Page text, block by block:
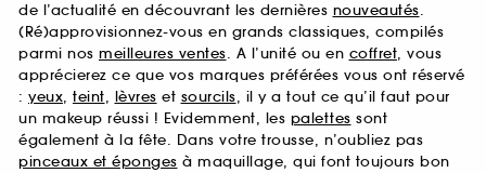
de l’actualité en découvrant les dernières nouveautés.
(Ré)approvisionnez-vous en grands classiques, compilés
parmi nos meilleures ventes. A l’unité ou en coffret, vous
apprécierez ce que vos marques préférées vous ont réservé
: yeux, teint, lèvres et sourcils, il y a tout ce qu’il faut pour
un makeup réussi ! Evidemment, les palettes sont
également à la fête. Dans votre trousse, n’oubliez pas
pinceaux et éponges à maquillage, qui font toujours bon